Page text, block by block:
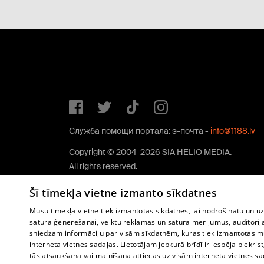
Служба помощи портала: э-почта - info@1188.lv
Copyright © 2004-2026 SIA HELIO MEDIA.
All rights reserved.
Šī tīmekļa vietne izmanto sīkdatnes
Mūsu tīmekļa vietnē tiek izmantotas sīkdatnes, lai nodrošinātu un
satura ģenerēšanai, veiktu reklāmas un satura mērījumus,
sniedzam informāciju par visām sīkdatnēm, kuras tiek izmantotas
interneta vietnes sadaļas. Lietotājam jebkurā brīdī ir iespēja
tās atsaukšana vai mainīšana attiecas uz visām interneta vietnes